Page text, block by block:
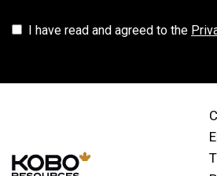
I have read and agreed to the